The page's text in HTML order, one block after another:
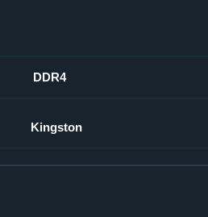
DDR4
Kingston